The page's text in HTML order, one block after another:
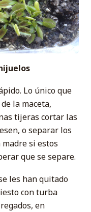
Lo único que
la maceta,
tijeras cortar las
o separar los
si estos
que se separe.
les han quitado
con turba
en